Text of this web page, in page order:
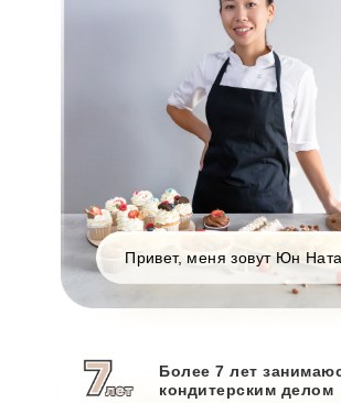
Более 7 лет
кондитерским делом
Привет, меня зовут Юн